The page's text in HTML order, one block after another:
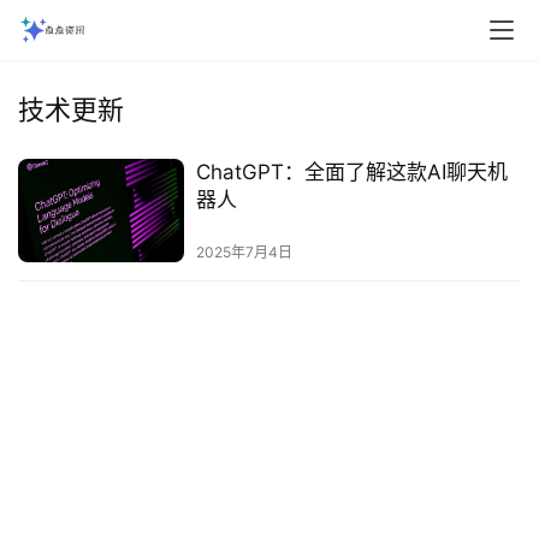
技术更新
ChatGPT：全面了解这款AI聊天机
器人
2025年7月4日